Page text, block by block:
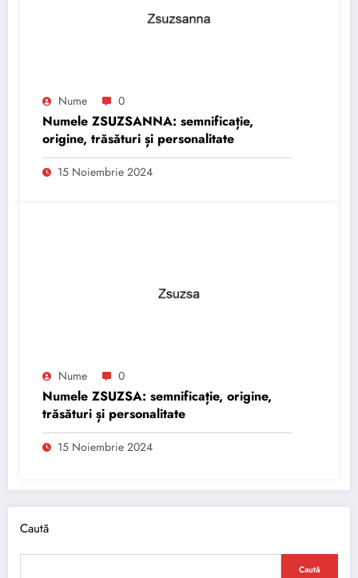
Nume 0
Numele ZSUZSANNA: semnificație,
origine, trăsături și personalitate
15 Noiembrie 2024
Nume 0
Numele ZSUZSA: semnificație, origine,
trăsături și personalitate
15 Noiembrie 2024
Caută
Caută